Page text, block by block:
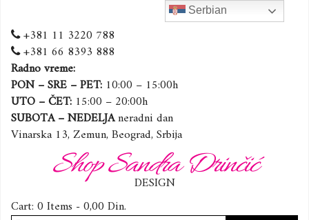
+381 11 3220 788
+381 66 8393 888
Radno vreme:
PON – SRE – PET: 10:00 – 15:00h
UTO – ČET: 15:00 – 20:00h
SUBOTA – NEDELJAneradni dan
Vinarska 13, Zemun, Beograd, Srbija
Shop Sandra Drinčić
DESIGN
Cart: 0 Items -0,00 Din.
Serbian